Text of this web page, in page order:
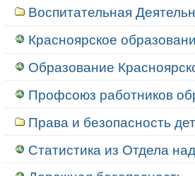
Воспитательная
Красноярское
Образование
Профсоюз работников
Права и безопасность
Статистика из Отдела